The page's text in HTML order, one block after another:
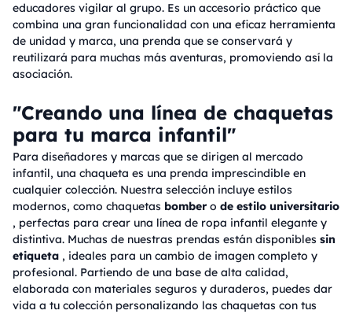
educadores vigilar al grupo. Es un accesorio práctico que
combina una gran funcionalidad con una eficaz herramienta
de unidad y marca, una prenda que se conservará y
reutilizará para muchas más aventuras, promoviendo así la
asociación.
"Creando una línea de chaquetas
para tu marca infantil"
Para diseñadores y marcas que se dirigen al mercado
infantil, una chaqueta es una prenda imprescindible en
cualquier colección. Nuestra selección incluye estilos
modernos, como chaquetas bomber o de estilo universitario
, perfectas para crear una línea de ropa infantil elegante y
distintiva. Muchas de nuestras prendas están disponibles sin
etiqueta , ideales para un cambio de imagen completo y
profesional. Partiendo de una base de alta calidad,
elaborada con materiales seguros y duraderos, puedes dar
vida a tu colección personalizando las chaquetas con tus